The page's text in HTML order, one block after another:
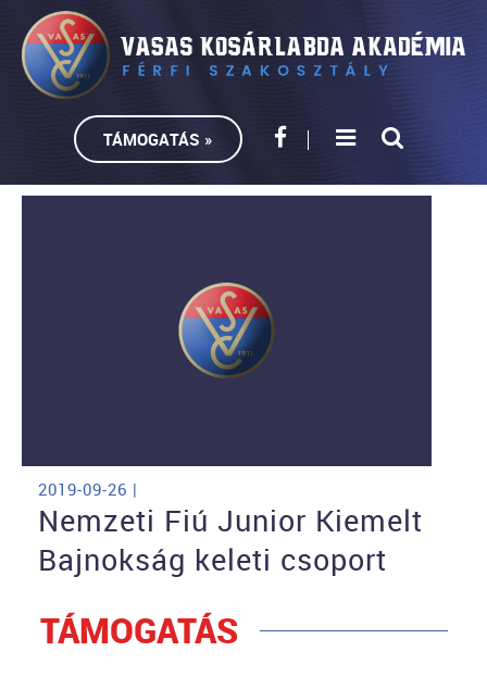
TÁMOGATÁS »
2019-09-26 |
Nemzeti Fiú Junior Kiemelt
Bajnokság keleti csoport
TÁMOGATÁS